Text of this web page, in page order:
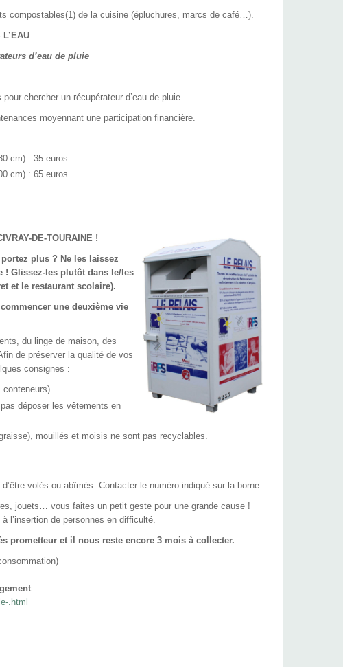
compostables(1) de la cuisine (épluchures, marcs de café…).
d’eau de pluie
chercher un récupérateur d’eau de pluie.
moyennant une participation financière.
: 35 euros
: 65 euros
DE-TOURAINE !
plus ? Ne les laissez
! Glissez-les plutôt dans le/les
et le restaurant scolaire).
une deuxième vie
du linge de maison, des
de préserver la qualité de vos
consignes :
déposer les vêtements en
mouillés et moisis ne sont pas recyclables.
volés ou abîmés. Contacter le numéro indiqué sur la borne.
vous faites un petit geste pour une grande cause !
l’insertion de personnes en difficulté.
prometteur et il nous reste encore 3 mois à collecter.
.html